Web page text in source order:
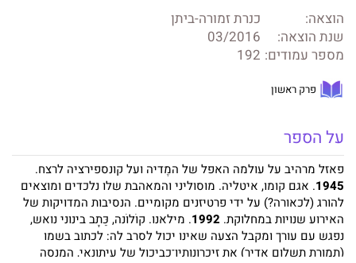
הוצאה:
כנרת זמורה-ביתן
שנת הוצאה:
03/2016
מספר עמודים: 192
פרק ראשון
על הספר
פאזל מרהיב על עולמה האפל של המֶדיה ועל קונספירציה לרצח.
1945. אגם קומו, איטליה. מוסוליני והמאהבת שלו נלכדים ומוּצאים
להורג (לכאורה?) על ידי פרטיזנים מקומיים. הנסיבות המדויקות של
האירוע שנויות במחלוקת. 1992. מילאנו. קוֹלוֹנה, כַּתָב בינוני נואש,
נפגש עם עורך ומקבל הצעה שאינו יכול לסרב לה: לכתוב בשמו
(תמורת תשלום אדיר) את זיכרונותיו־כביכול של עיתונאי, המנסה